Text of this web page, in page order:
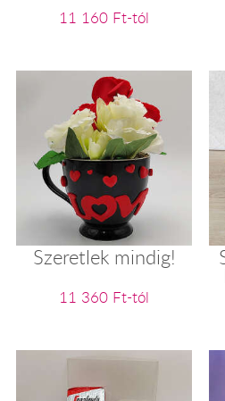
11 160 Ft-tól
Szeretlek mindig!
11 360 Ft-tól